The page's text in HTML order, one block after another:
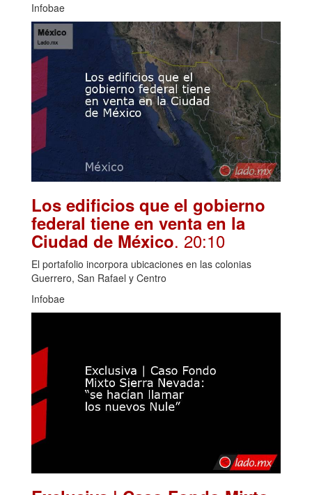
Infobae
Los edificios que el gobierno
federal tiene en venta en la
Ciudad de México. 20:10
El portafolio incorpora ubicaciones en las colonias
Guerrero, San Rafael y Centro
Infobae